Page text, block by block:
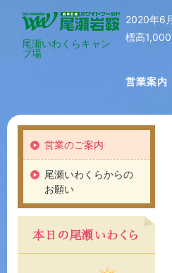
尾瀬いわくらキャン
プ場
2020年6
標高
営業案内
営業のご案内
尾瀬いわくらからの
お願い